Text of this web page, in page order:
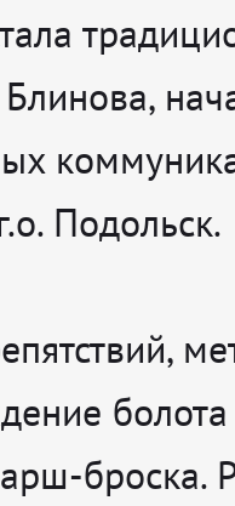
Подольск.
болота
броска.